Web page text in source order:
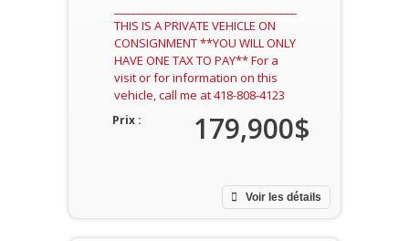
THIS IS A PRIVATE VEHICLE ON
CONSIGNMENT **YOU WILL ONLY
HAVE ONE TAX TO PAY** For a
visit or for information on this
vehicle, call me at 418-808-4123
Voir les détails
Prix : 179,900$